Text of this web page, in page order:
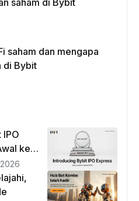
saham dan mengapa
di Bybit
ke